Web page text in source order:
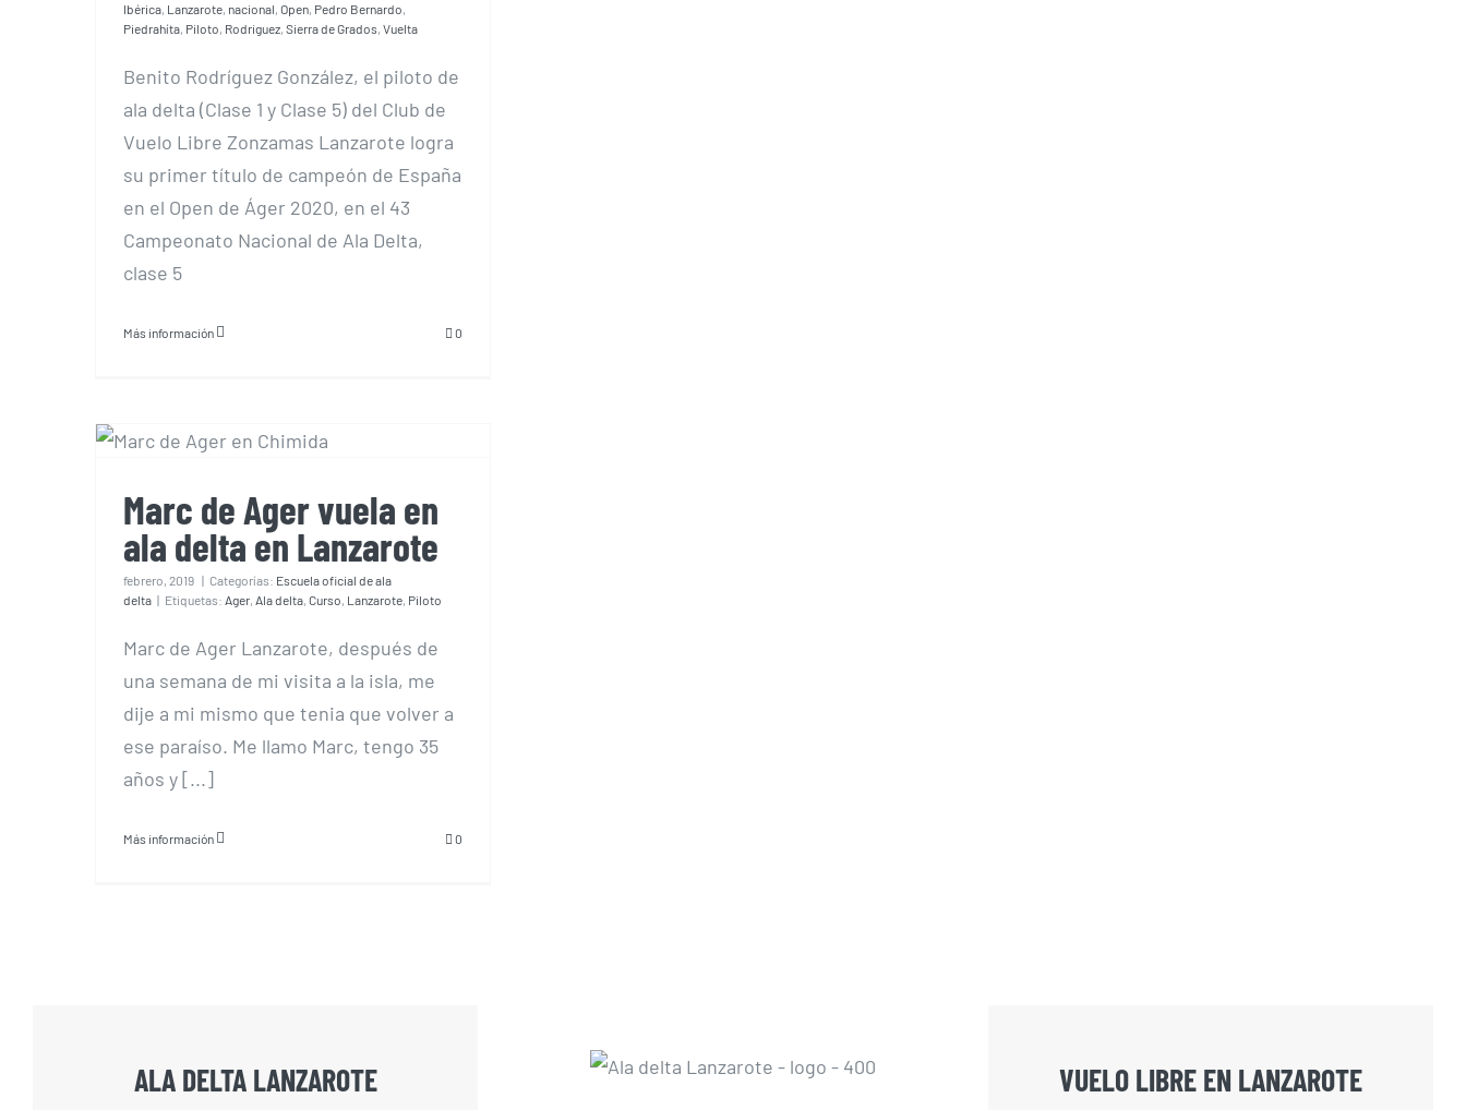
Ibérica, Lanzarote, nacional, Open, Pedro Bernardo,
Piedrahíta, Piloto, Rodriguez, Sierra de Grados, Vuelta
Benito Rodríguez González, el piloto de
ala delta (Clase 1 y Clase 5) del Club de
Vuelo Libre Zonzamas Lanzarote logra
su primer título de campeón de España
en el Open de Áger 2020, en el 43
Campeonato Nacional de Ala Delta,
clase 5
Más información 0
Marc de Ager vuela en ala
delta en Lanzarote
Marc de Ager vuela en
ala delta en Lanzarote
febrero, 2019 | Categorías: Escuela oficial de ala
delta | Etiquetas: Ager, Ala delta, Curso, Lanzarote, Piloto
Marc de Ager Lanzarote, después de
una semana de mi visita a la isla, me
dije a mi mismo que tenia que volver a
ese paraíso. Me llamo Marc, tengo 35
años y [...]
Más información 0
ALA DELTA LANZAROTE VUELO LIBRE EN LANZAROTE